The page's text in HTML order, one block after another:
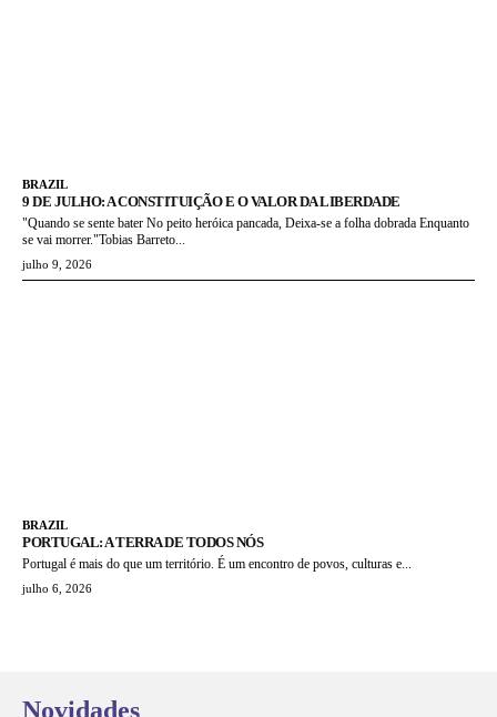
BRAZIL
9 DE JULHO: A CONSTITUIÇÃO E O VALOR DA LIBERDADE
"Quando se sente bater No peito heróica pancada, Deixa-se a folha dobrada Enquanto
se vai morrer."Tobias Barreto...
julho 9, 2026
BRAZIL
PORTUGAL: A TERRA DE TODOS NÓS
Portugal é mais do que um território. É um encontro de povos, culturas e...
julho 6, 2026
Novidades